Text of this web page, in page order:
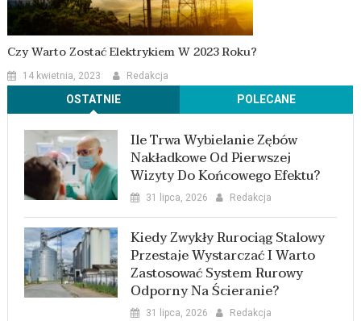
Czy Warto Zostać Elektrykiem W 2023 Roku?
14 kwietnia, 2023 Redakcja
OSTATNIE POLECANE
Ile Trwa Wybielanie Zębów
Nakładkowe Od Pierwszej
Wizyty Do Końcowego Efektu?
31 lipca, 2026 Redakcja
Kiedy Zwykły Rurociąg Stalowy
Przestaje Wystarczać I Warto
Zastosować System Rurowy
Odporny Na Ścieranie?
31 lipca, 2026 Redakcja